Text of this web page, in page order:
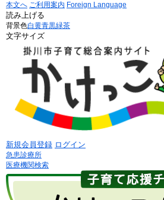
本文へ ご利用案内 Foreign Language
読み上げる
背景色白黄青黒緑茶
文字サイズ
新規会員登録 ログイン
急患診療所
医療機関検索